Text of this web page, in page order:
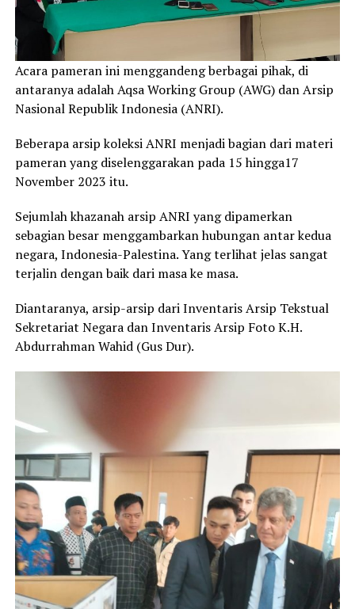
Acara pameran ini menggandeng berbagai pihak, di
antaranya adalah Aqsa Working Group (AWG) dan Arsip
Nasional Republik Indonesia (ANRI).
Beberapa arsip koleksi ANRI menjadi bagian dari materi
pameran yang diselenggarakan pada 15 hingga17
November 2023 itu.
Sejumlah khazanah arsip ANRI yang dipamerkan
sebagian besar menggambarkan hubungan antar kedua
negara, Indonesia-Palestina. Yang terlihat jelas sangat
terjalin dengan baik dari masa ke masa.
Diantaranya, arsip-arsip dari Inventaris Arsip Tekstual
Sekretariat Negara dan Inventaris Arsip Foto K.H.
Abdurrahman Wahid (Gus Dur).